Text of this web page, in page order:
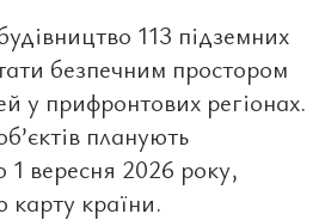
113 підземних
безпечним простором
у прифронтових регіонах.
планують
вересня 2026 року,
карту країни.